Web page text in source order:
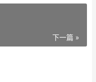
下一篇 »